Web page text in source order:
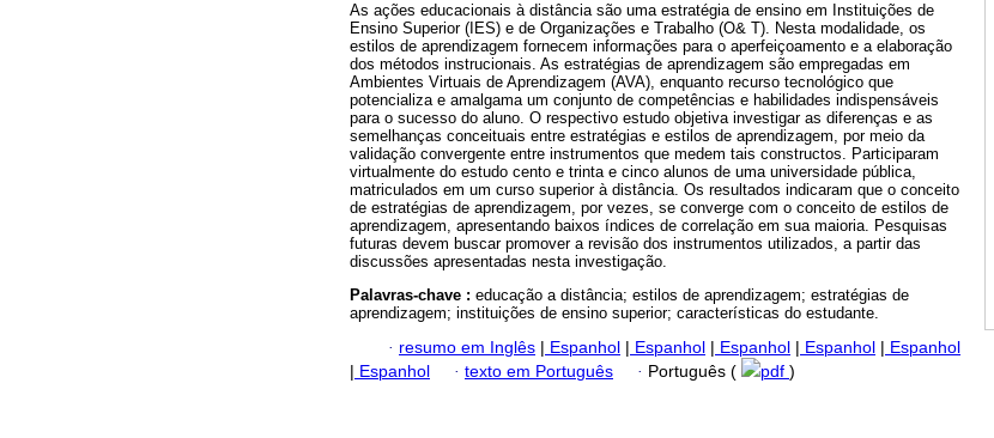
As ações educacionais à distância são uma estratégia de ensino em Instituições de
Ensino Superior (IES) e de Organizações e Trabalho (O& T). Nesta modalidade, os
estilos de aprendizagem fornecem informações para o aperfeiçoamento e a elaboração
dos métodos instrucionais. As estratégias de aprendizagem são empregadas em
Ambientes Virtuais de Aprendizagem (AVA), enquanto recurso tecnológico que
potencializa e amalgama um conjunto de competências e habilidades indispensáveis
para o sucesso do aluno. O respectivo estudo objetiva investigar as diferenças e as
semelhanças conceituais entre estratégias e estilos de aprendizagem, por meio da
validação convergente entre instrumentos que medem tais constructos. Participaram
virtualmente do estudo cento e trinta e cinco alunos de uma universidade pública,
matriculados em um curso superior à distância. Os resultados indicaram que o conceito
de estratégias de aprendizagem, por vezes, se converge com o conceito de estilos de
aprendizagem, apresentando baixos índices de correlação em sua maioria. Pesquisas
futuras devem buscar promover a revisão dos instrumentos utilizados, a partir das
discussões apresentadas nesta investigação.
Palavras-chave : educação a distância; estilos de aprendizagem; estratégias de
aprendizagem; instituições de ensino superior; características do estudante.
· resumo em Inglês | Espanhol | Espanhol | Espanhol | Espanhol | Espanhol
| Espanhol · texto em Português · Português ( pdf )